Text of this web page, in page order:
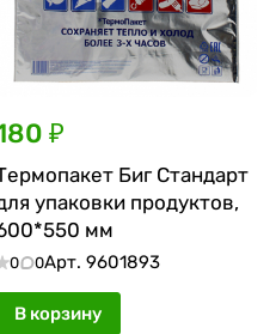
₽
Биг Стандарт
упаковки продуктов,
мм
0 0Арт. 9601893
В корзину